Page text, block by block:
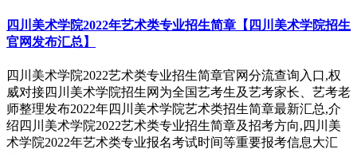
四川美术学院2022年艺术类专业招生简章【四川美术学院招生
官网发布汇总】
四川美术学院2022艺术类专业招生简章官网分流查询入口,权
威对接四川美术学院招生网为全国艺考生及艺考家长、艺考老
师整理发布2022年四川美术学院艺术类招生简章最新汇总,介
绍四川美术学院2022艺术类专业招生简章及招考方向,四川美
术学院2022年艺术类专业报名考试时间等重要报考信息大汇